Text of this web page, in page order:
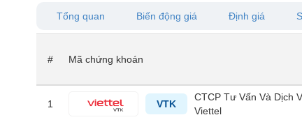
Tổng quan Biến động giá Định giá
# Mã chứng khoán
1 VTK
CTCP Tư Vấn Và Dịch
Viettel
NĂNG